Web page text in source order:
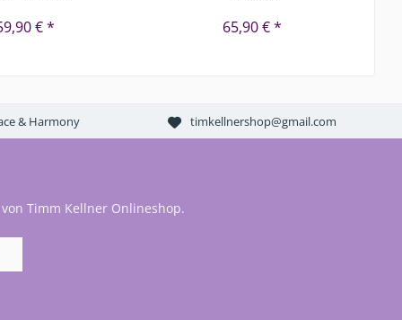
€ * 65,90 € *
& Harmony timkellnershop@gmail.com
Timm Kellner Onlineshop.